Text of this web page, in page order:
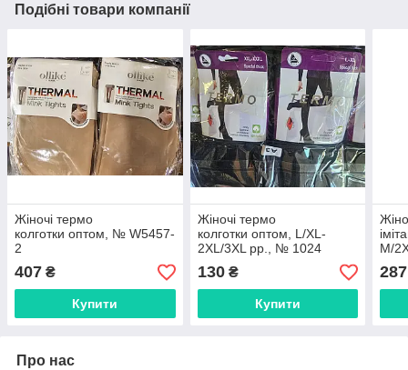
Подібні товари компанії
Жіночі термо
колготки оптом, № W5457-
2
407 ₴
Купити
Жіночі термо
колготки оптом, L/XL-
2XL/3XL рр., № 1024
130₴
Купити
M/
287
Про нас